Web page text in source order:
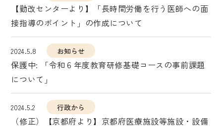
【勤改センターより】「長時間労働を行う医師への面
接指導のポイント」の作成について
2024.5.8 お知らせ
保護中: 「令和６年度教育研修基礎コースの事前課題
について」
2024.5.2 行政から
（修正）【京都府より】京都府医療施設等施設・設備